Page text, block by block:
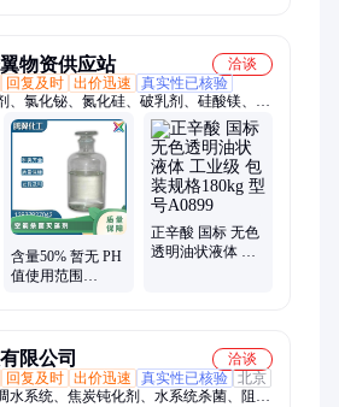
物资供应站
洽谈
回复及时 出价迅速
真实性已核验
、氯化铋、氮化硅、破乳剂、硅酸镁、磷
电剂、乙酸乙酯、氢氧化镁、焦磷酸钠、
氯化氢乙醇、氯化氢甲醇、聚丙烯酸钾、
剂、硫代硫酸铵、聚丙烯酰胺、多聚磷酸
代乙醇酸钠、高分子絮凝剂
含量50% 暂无 PH
值使用范围
正辛酸 国标 无色
透明油状液体 工
限公司
洽谈
回复及时 出价迅速 真实性已核验 北京
水系统、焦炭钝化剂、水系统杀菌、阻垢